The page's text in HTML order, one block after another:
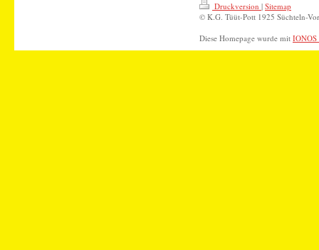
Druckversion | Sitemap
© K.G. Tüüt-Pott 1925 Süchteln-
Diese Homepage wurde mit IONOS